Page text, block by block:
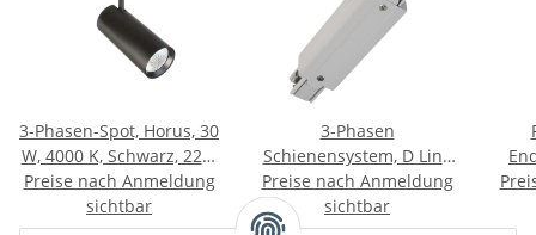
3-Phasen-Spot, Horus, 30
W, 4000 K, Schwarz, 220-
240 V/AC
Preise nach Anmeldung
sichtbar
3-Phasen
Schienensystem, D Line
elektrischer
Längsverbinder mit
Preise nach Anmeldung
sichtbar